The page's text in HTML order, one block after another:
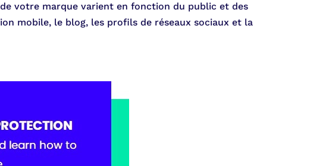
votre marque varient en fonction du public et des
mobile, le blog, les profils de réseaux sociaux et la